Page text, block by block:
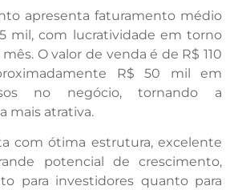
apresenta faturamento médio
mil, com lucratividade em torno
O valor de venda é de R$ 110
R$ 50 mil em
no negócio, tornando a
mais atrativa.
com ótima estrutura, excelente
potencial de crescimento,
para investidores quanto para